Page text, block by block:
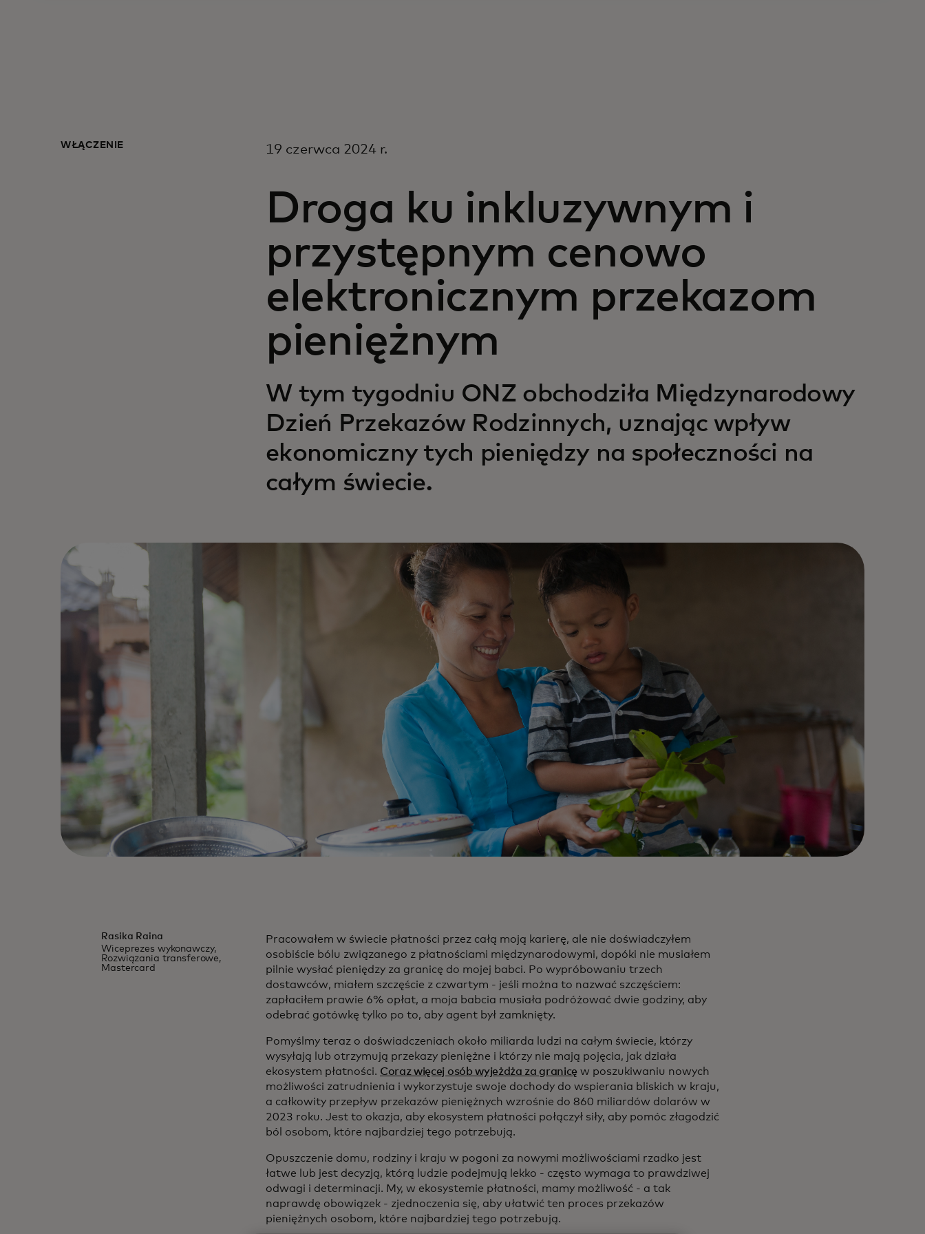
WŁĄCZENIE 19 czerwca 2024 r.
Droga ku inkluzywnym i
przystępnym cenowo
elektronicznym przekazom
pieniężnym
W tym tygodniu ONZ obchodziła Międzynarodowy
Dzień Przekazów Rodzinnych, uznając wpływ
ekonomiczny tych pieniędzy na społeczności na
całym świecie.
Rasika Raina
Wiceprezes wykonawczy,
Rozwiązania transferowe,
Mastercard
Pracowałem w świecie płatności przez całą moją karierę, ale nie doświadczyłem
osobiście bólu związanego z płatnościami międzynarodowymi, dopóki nie musiałem
pilnie wysłać pieniędzy za granicę do mojej babci. Po wypróbowaniu trzech
dostawców, miałem szczęście z czwartym - jeśli można to nazwać szczęściem:
zapłaciłem prawie 6% opłat, a moja babcia musiała podróżować dwie godziny, aby
odebrać gotówkę tylko po to, aby agent był zamknięty.
Pomyślmy teraz o doświadczeniach około miliarda ludzi na całym świecie, którzy
wysyłają lub otrzymują przekazy pieniężne i którzy nie mają pojęcia, jak działa
ekosystem płatności. Coraz więcej osób wyjeżdża za granicę w poszukiwaniu nowych
możliwości zatrudnienia i wykorzystuje swoje dochody do wspierania bliskich w kraju,
a całkowity przepływ przekazów pieniężnych wzrośnie do 860 miliardów dolarów w
2023 roku. Jest to okazja, aby ekosystem płatności połączył siły, aby pomóc złagodzić
ból osobom, które najbardziej tego potrzebują.
Opuszczenie domu, rodziny i kraju w pogoni za nowymi możliwościami rzadko jest
łatwe lub jest decyzją, którą ludzie podejmują lekko - często wymaga to prawdziwej
odwagi i determinacji. My, w ekosystemie płatności, mamy możliwość - a tak
naprawdę obowiązek - zjednoczenia się, aby ułatwić ten proces przekazów
pieniężnych osobom, które najbardziej tego potrzebują.